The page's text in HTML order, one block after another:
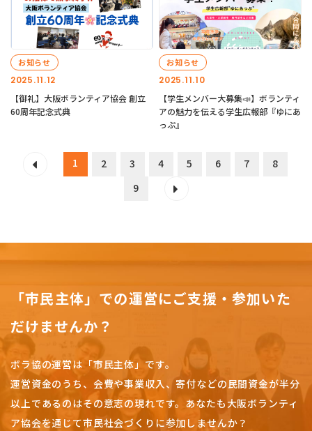
2025.11.12
お知らせ
【御礼】大阪ボランティア協会 創立
60周年記念式典
2025.11.10
お知らせ
【学生メンバー大募集📣】ボランティ
アの魅力を伝える学生広報部『ゆにあ
っぷ』
1 2 3 4 5 6 7
8
9
「市民主体」での運営にご支援・参加いた
だけませんか？
ボラ協の運営は「市民主体」です。
運営資金のうち、会費や事業収入、寄付などの民間資金が半分
以上であるのはその意志の現れです。 あなたも大阪ボランティ
ア協会を通じて市民社会づくりに参加しませんか？